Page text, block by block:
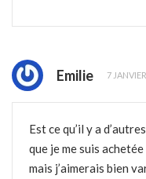
Emilie 7
Est ce qu’il y a
que je me suis
mais j’aimerais bien